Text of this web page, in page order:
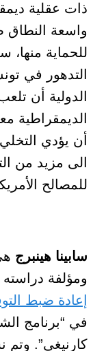
ذات عقلية
واسعة
النطاق
للحماية
التدهور في
الدولية أن
الديمقراطية
أن يؤدي
الى مزيد من
للمصالح
سابينا هينبرج
ومؤلفة دراسته
إعادة ضبط
في “برنامج
كارنيغي”. وتم